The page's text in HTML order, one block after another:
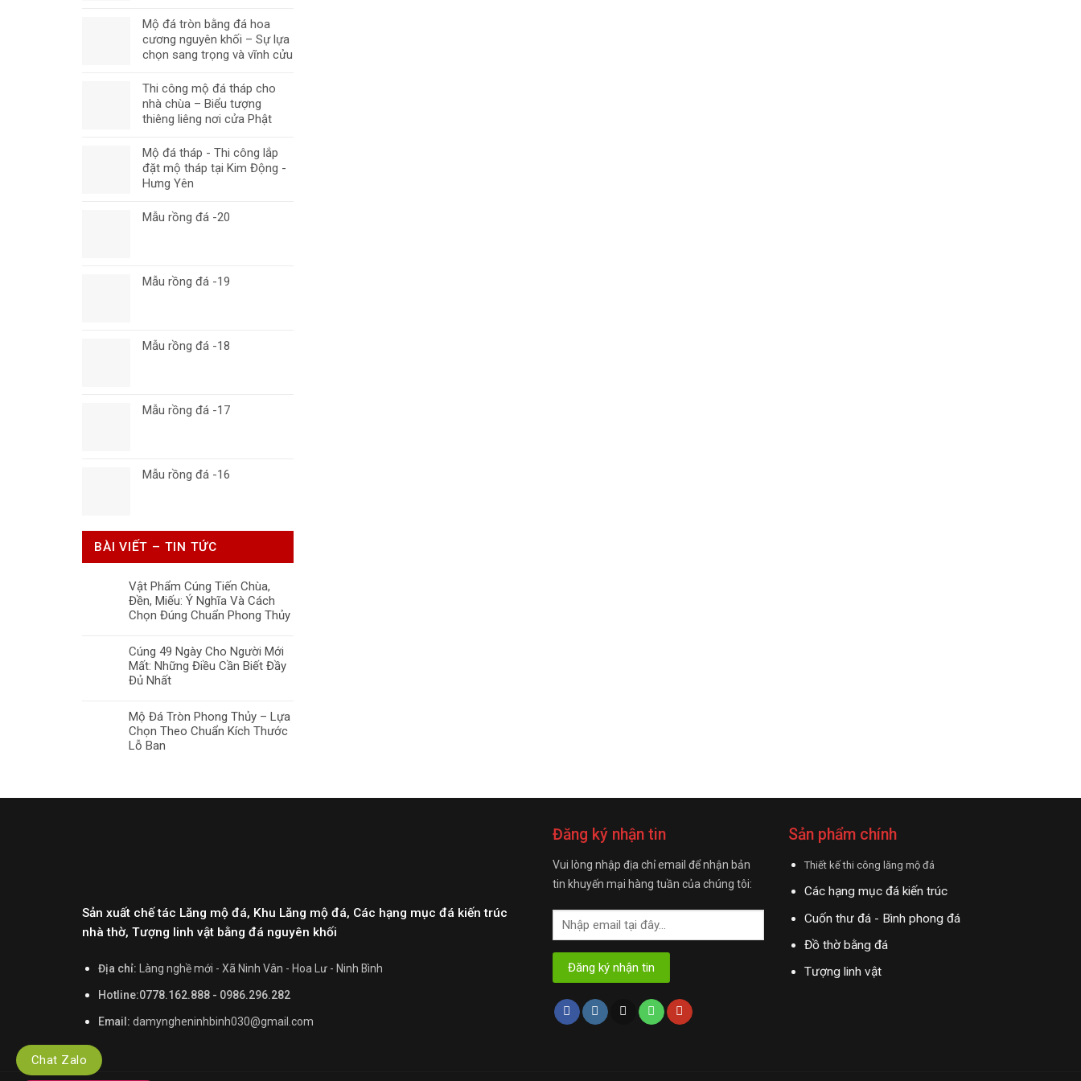
Mộ đá tròn bằng đá hoa
cương nguyên khối – Sự lựa
chọn sang trọng và vĩnh cửu
Thi công mộ đá tháp cho
nhà chùa – Biểu tượng
thiêng liêng nơi cửa Phật
Mộ đá tháp - Thi công lắp
đặt mộ tháp tại Kim Động -
Hưng Yên
Mẫu rồng đá -20
Mẫu rồng đá -19
Mẫu rồng đá -18
Mẫu rồng đá -17
Mẫu rồng đá -16
BÀI VIẾT – TIN TỨC
Vật Phẩm Cúng Tiến Chùa,
Đền, Miếu: Ý Nghĩa Và Cách
Chọn Đúng Chuẩn Phong Thủy
Cúng 49 Ngày Cho Người Mới
Mất: Những Điều Cần Biết Đầy
Đủ Nhất
Mộ Đá Tròn Phong Thủy – Lựa
Chọn Theo Chuẩn Kích Thước
Lỗ Ban
Sản xuất chế tác Lăng mộ đá, Khu Lăng mộ đá, Các hạng mục đá kiến trúc
nhà thờ, Tượng linh vật bằng đá nguyên khối
Địa chỉ: Làng nghề mới - Xã Ninh Vân - Hoa Lư - Ninh Bình
Hotline:0778.162.888 - 0986.296.282
Email: damyngheninhbinh030@gmail.com
Đăng ký nhận tin
Vui lòng nhập địa chỉ email để nhận bản
tin khuyến mại hàng tuần của chúng tôi:
Sản phẩm chính
Thiết kế thi công lăng mộ đá
Các hạng mục đá kiến trúc
Cuốn thư đá - Bình phong đá
Đồ thờ bằng đá
Tượng linh vật
Chat Zalo